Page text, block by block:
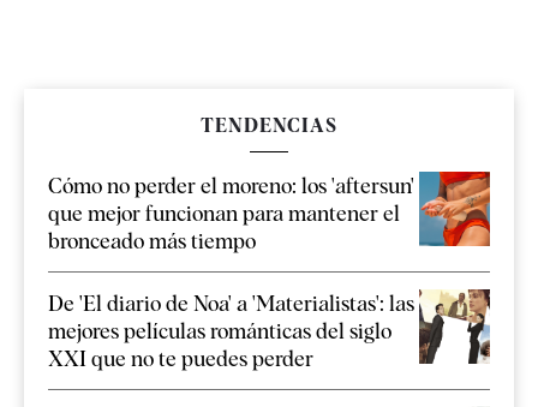
TENDENCIAS
Cómo no perder el moreno: los 'aftersun'
que mejor funcionan para mantener el
bronceado más tiempo
De 'El diario de Noa' a 'Materialistas': las
mejores películas románticas del siglo
XXI que no te puedes perder